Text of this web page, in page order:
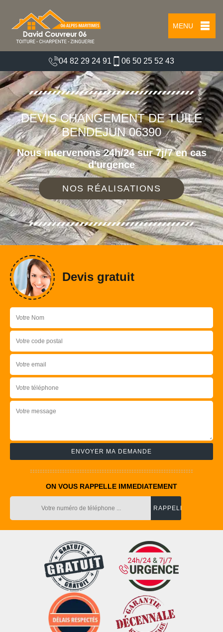
MENU
04 82 29 24 91 06 50 25 52 43
DEVIS CHANGEMENT DE TUILE
BENDEJUN 06390
Nous intervenons 24h/24 sur 7j/7 en cas
d'urgence
NOS RÉALISATIONS
Devis gratuit
ON VOUS RAPPELLE IMMEDIATEMENT